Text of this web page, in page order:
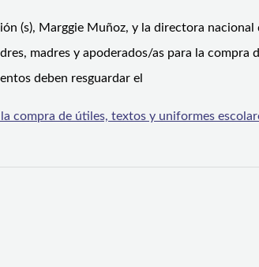
(s), Marggie Muñoz, y la directora nacional
madres y apoderados/as para la compra
deben resguardar el
compra de útiles, textos y uniformes